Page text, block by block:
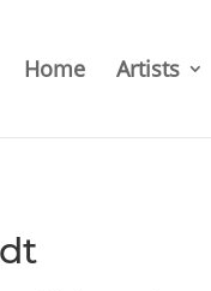
Home Artists